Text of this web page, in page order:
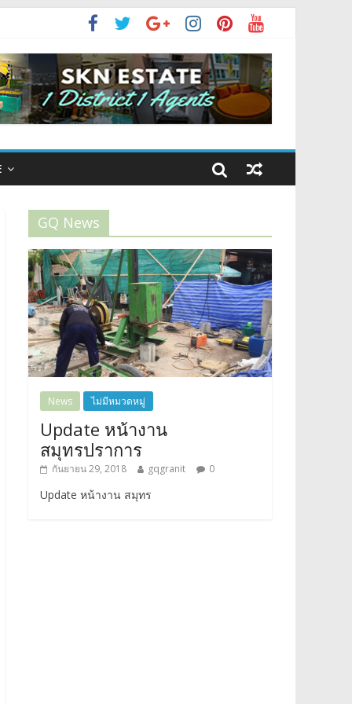
GQ News
News ไม่มีหมวดหมู่
Update หน้างาน
สมุทรปราการ
กันยายน 29, 2018 gqgranit 0
Update หน้างาน สมุทร